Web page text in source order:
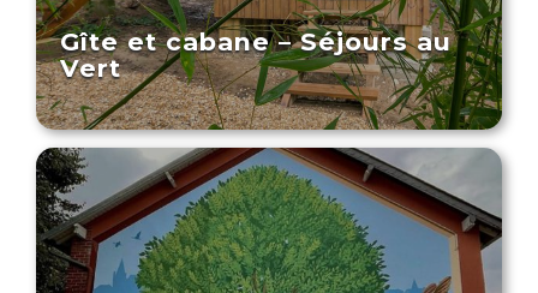
Gîte et cabane – Séjours au
Vert